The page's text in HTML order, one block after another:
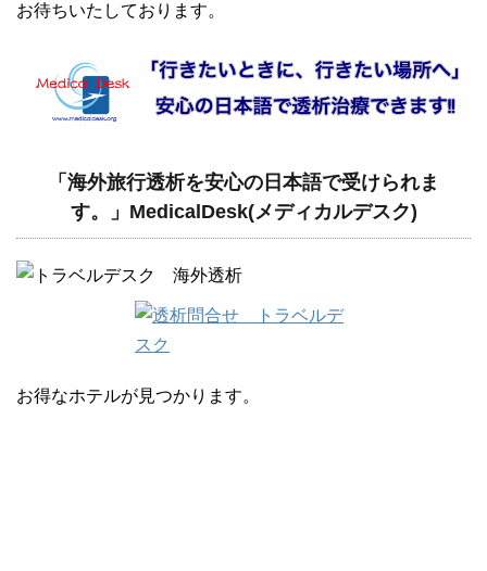
お待ちいたしております。
「海外旅行透析を安心の日本語で受けられま
す。」MedicalDesk(メディカルデスク)
お得なホテルが見つかります。